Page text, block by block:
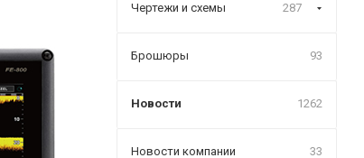
Чертежи и схемы 287
Брошюры 93
Новости 1262
Новости компании 33